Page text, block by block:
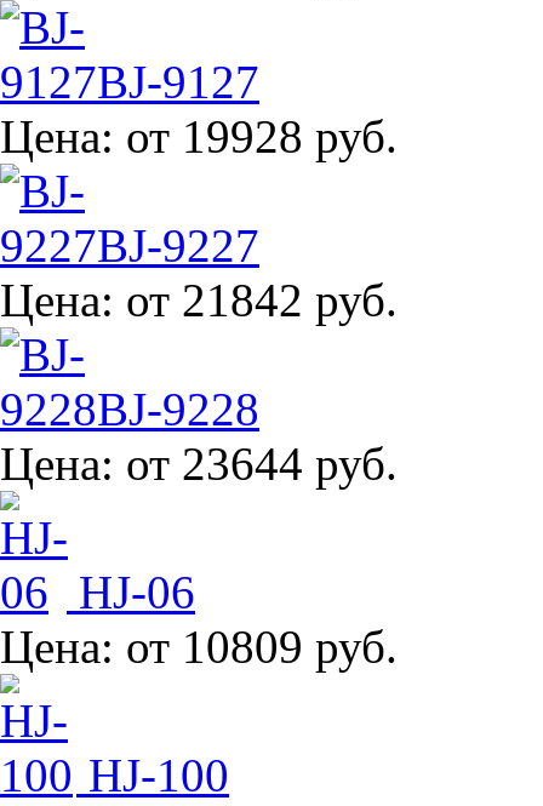
BJ-9127
Цена: от 19928 руб.
BJ-9227
Цена: от 21842 руб.
BJ-9228
Цена: от 23644 руб.
HJ-06
Цена: от 10809 руб.
HJ-100